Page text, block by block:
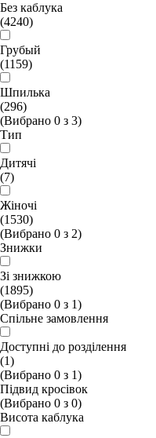
Без каблука
(4240)
Грубый
(1159)
Шпилька
(296)
(Вибрано 0 з 3)
Тип
Дитячі
(7)
Жіночі
(1530)
(Вибрано 0 з 2)
Знижки
Зі знижкою
(1895)
(Вибрано 0 з 1)
Спільне замовлення
Доступні до розділення
(1)
(Вибрано 0 з 1)
Підвид кросівок
(Вибрано 0 з 0)
Висота каблука